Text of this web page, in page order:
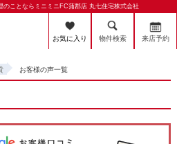
ことならミニミニFC蒲郡店 丸七住宅株式会社
お気に入り 物件検索 来店予約
お客様の声一覧